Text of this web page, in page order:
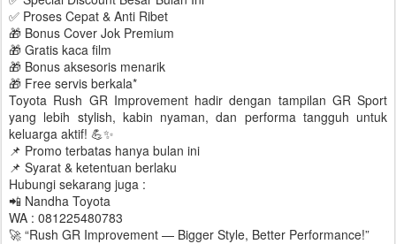
✅ Proses Cepat & Anti Ribet
🎁 Bonus Cover Jok Premium
🎁 Gratis kaca film
🎁 Bonus aksesoris menarik
🎁 Free servis berkala*
Toyota Rush GR Improvement hadir dengan tampilan GR Sport
yang lebih stylish, kabin nyaman, dan performa tangguh untuk
keluarga aktif! 💪✨
📌 Promo terbatas hanya bulan ini
📌 Syarat & ketentuan berlaku
Hubungi sekarang juga :
📲 Nandha Toyota
WA : 081225480783
🚀 “Rush GR Improvement — Bigger Style, Better Performance!”